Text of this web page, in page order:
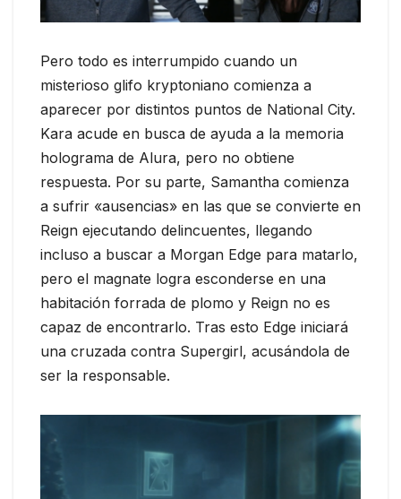
Pero todo es interrumpido cuando un
misterioso glifo kryptoniano comienza a
aparecer por distintos puntos de National City.
Kara acude en busca de ayuda a la memoria
holograma de Alura, pero no obtiene
respuesta. Por su parte, Samantha comienza
a sufrir «ausencias» en las que se convierte en
Reign ejecutando delincuentes, llegando
incluso a buscar a Morgan Edge para matarlo,
pero el magnate logra esconderse en una
habitación forrada de plomo y Reign no es
capaz de encontrarlo. Tras esto Edge iniciará
una cruzada contra Supergirl, acusándola de
ser la responsable.